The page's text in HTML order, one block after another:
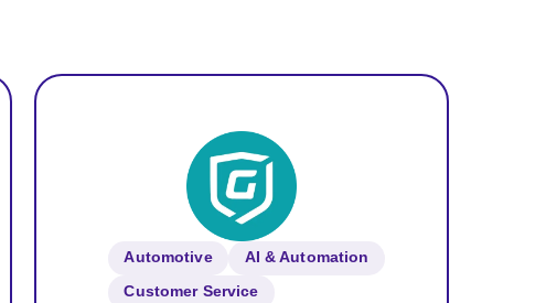
Automotive AI & Automation
Customer Service